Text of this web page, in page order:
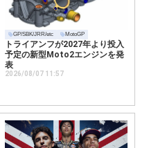
GP/SBK/JRR/etc MotoGP
トライアンフが2027年より投入
予定の新型Moto2エンジンを発
表
2026/08/07 11:57